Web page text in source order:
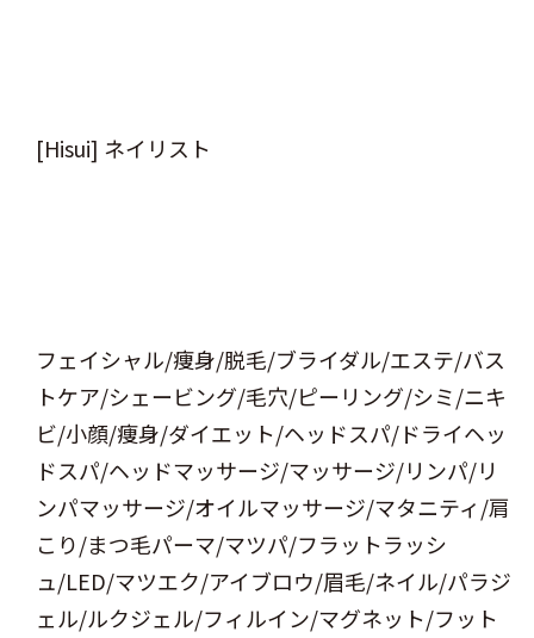
[Hisui] ネイリスト
フェイシャル/痩身/脱毛/ブライダル/エステ/バス
トケア/シェービング/毛穴/ピーリング/シミ/ニキ
ビ/小顔/痩身/ダイエット/ヘッドスパ/ドライヘッ
ドスパ/ヘッドマッサージ/マッサージ/リンパ/リ
ンパマッサージ/オイルマッサージ/マタニティ/肩
こり/まつ毛パーマ/マツパ/フラットラッシ
ュ/LED/マツエク/アイブロウ/眉毛/ネイル/パラジ
ェル/ルクジェル/フィルイン/マグネット/フット